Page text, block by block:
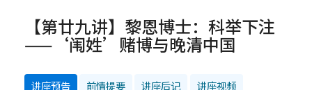
【第廿九讲】黎恩博士：科举下注
——‘闱姓’赌博与晚清中国
讲座预告 前情提要 讲座后记 讲座视频